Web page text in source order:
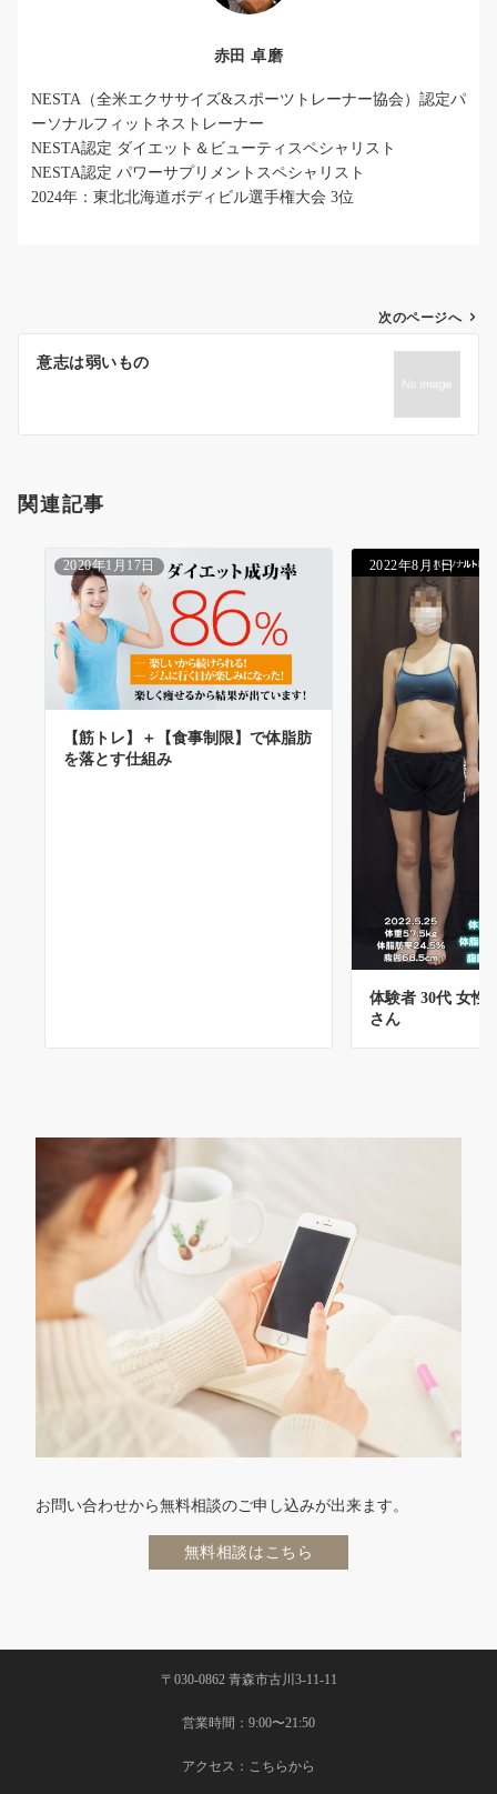
赤田 卓磨
NESTA（全米エクササイズ&スポーツトレーナー協会）認定パ
ーソナルフィットネストレーナー
NESTA認定 ダイエット＆ビューティスペシャリスト
NESTA認定 パワーサプリメントスペシャリスト
2024年：東北北海道ボディビル選手権大会 3位
稿
ョ
次のページへ
意志は弱いもの
関連記事
2020年1月17日
【筋トレ】＋【食事制限】で体脂肪
を落とす仕組み
2022年8月1日
体験者 30代 女性
さん
お問い合わせから無料相談のご申し込みが出来ます。
無料相談はこちら
〒030-0862 青森市古川3-11-11
営業時間：9:00〜21:50
アクセス： こちらから